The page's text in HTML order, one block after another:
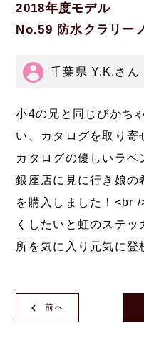
2018年度モデル
No.59 防水クラリー
千葉県 Y.K.さん
小4の兄と同じぴかち
い、カタログを取り
カタログの優しいラベ
銀座店に見に行き娘の
を購入しました！<br
くしたいと虹のステ
所を気に入り元気に登
前へ